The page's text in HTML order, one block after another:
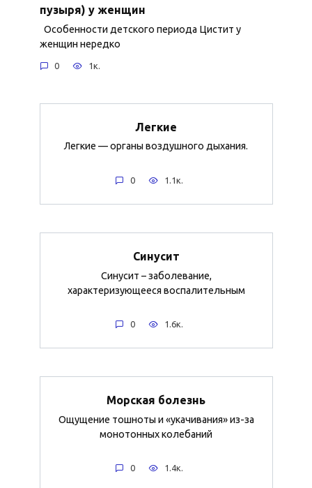
пузыря) у женщин
Особенности детского периода Цистит у
женщин нередко
0 1к.
Легкие
Легкие — органы воздушного дыхания.
0 1.1к.
Синусит
Синусит – заболевание,
характеризующееся воспалительным
0 1.6к.
Морская болезнь
Ощущение тошноты и «укачивания» из-за
монотонных колебаний
0 1.4к.